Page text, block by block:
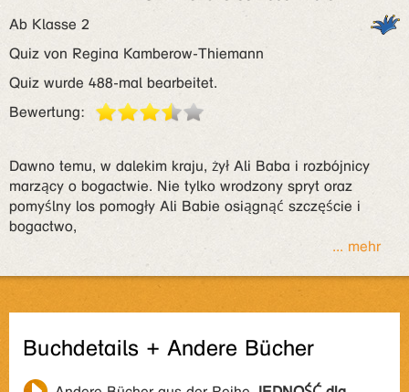
Ab Klasse 2
Quiz von Regina Kamberow-Thiemann
Quiz wurde 488-mal bearbeitet.
Bewertung:
Dawno temu, w dalekim kraju, żył Ali Baba i rozbójnicy
marzący o bogactwie. Nie tylko wrodzony spryt oraz
pomyślny los pomogły Ali Babie osiągnąć szczęście i
bogactwo,
... mehr
Buchdetails + Andere Bücher